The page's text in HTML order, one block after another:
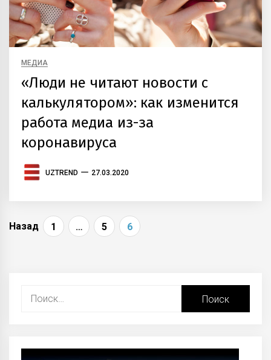
МЕДИА
«Люди не читают новости с
калькулятором»: как изменится
работа медиа из-за
коронавируса
UZTREND 27.03.2020
Навигация
Назад 1 … 5 6
Найти: